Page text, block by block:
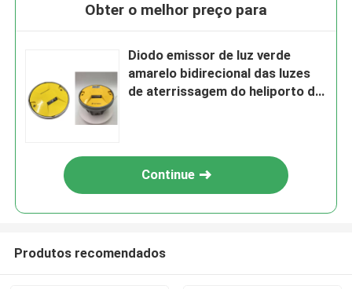
Obter o melhor preço para
Diodo emissor de luz verde
amarelo bidirecional das luzes
de aterrissagem do heliporto de
Continue
Produtos recomendados